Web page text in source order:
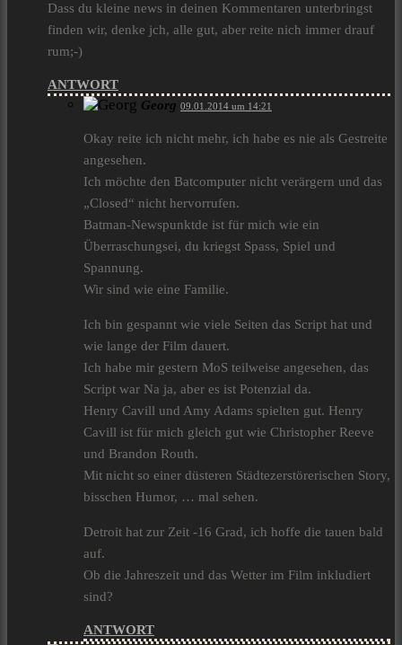
Dass du kleine news in deinen Kommentaren unterbringst
finden wir, denke jch, alle gut, aber reite nich immer drauf
rum;-)
ANTWORT
Georg 09.01.2014 um 14:21
Okay reite ich nicht mehr, ich habe es nie als Gestreite
angesehen.
Ich möchte den Batcomputer nicht verärgern und das
„Closed“ nicht hervorrufen.
Batman-Newspunktde ist für mich wie ein
Überraschungsei, du kriegst Spass, Spiel und
Spannung.
Wir sind wie eine Familie.
Ich bin gespannt wie viele Seiten das Script hat und
wie lange der Film dauert.
Ich habe mir gestern MoS teilweise angesehen, das
Script war Na ja, aber es ist Potenzial da.
Henry Cavill und Amy Adams spielten gut. Henry
Cavill ist für mich gleich gut wie Christopher Reeve
und Brandon Routh.
Mit nicht so einer düsteren Städtezerstörerischen Story,
bisschen Humor, … mal sehen.
Detroit hat zur Zeit -16 Grad, ich hoffe die tauen bald
auf.
Ob die Jahreszeit und das Wetter im Film inkludiert
sind?
ANTWORT